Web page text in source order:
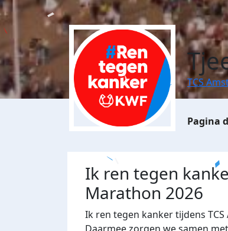
TCS
Ik ren tegen
Marathon 2026
Ik ren tegen kanker tijdens